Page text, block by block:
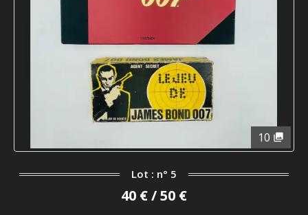
10
Lot : n° 5
40 € / 50 €